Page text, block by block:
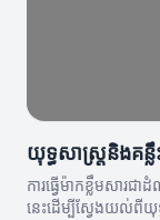
យុទ្ធសាស្ត្រនិងគន្
ការធ្វើម៉ាកខ្លឹមសារជ
នេះដើម្បីស្វែងយល់ពីយុទ្